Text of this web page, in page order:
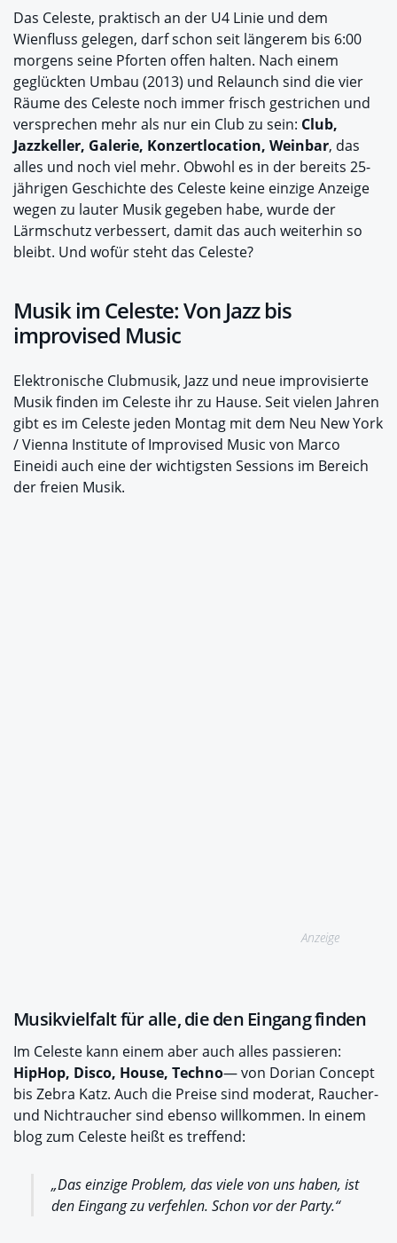
Das Celeste, praktisch an der U4 Linie und dem
Wienfluss gelegen, darf schon seit längerem bis 6:00
morgens seine Pforten offen halten. Nach einem
geglückten Umbau (2013) und Relaunch sind die vier
Räume des Celeste noch immer frisch gestrichen und
versprechen mehr als nur ein Club zu sein: Club,
Jazzkeller, Galerie, Konzertlocation, Weinbar, das
alles und noch viel mehr. Obwohl es in der bereits 25-
jährigen Geschichte des Celeste keine einzige Anzeige
wegen zu lauter Musik gegeben habe, wurde der
Lärmschutz verbessert, damit das auch weiterhin so
bleibt. Und wofür steht das Celeste?
Musik im Celeste: Von Jazz bis
improvised Music
Elektronische Clubmusik, Jazz und neue improvisierte
Musik finden im Celeste ihr zu Hause. Seit vielen Jahren
gibt es im Celeste jeden Montag mit dem Neu New York
/ Vienna Institute of Improvised Music von Marco
Eineidi auch eine der wichtigsten Sessions im Bereich
der freien Musik.
Anzeige
Musikvielfalt für alle, die den Eingang finden
Im Celeste kann einem aber auch alles passieren:
HipHop, Disco, House, Techno— von Dorian Concept
bis Zebra Katz. Auch die Preise sind moderat, Raucher-
und Nichtraucher sind ebenso willkommen. In einem
blog zum Celeste heißt es treffend:
„Das einzige Problem, das viele von uns haben, ist
den Eingang zu verfehlen. Schon vor der Party.“